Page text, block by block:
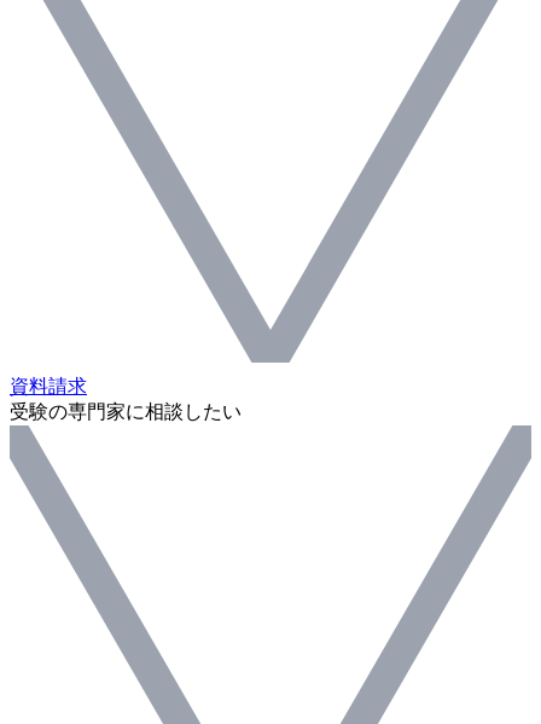
資料請求
受験の専門家に相談したい